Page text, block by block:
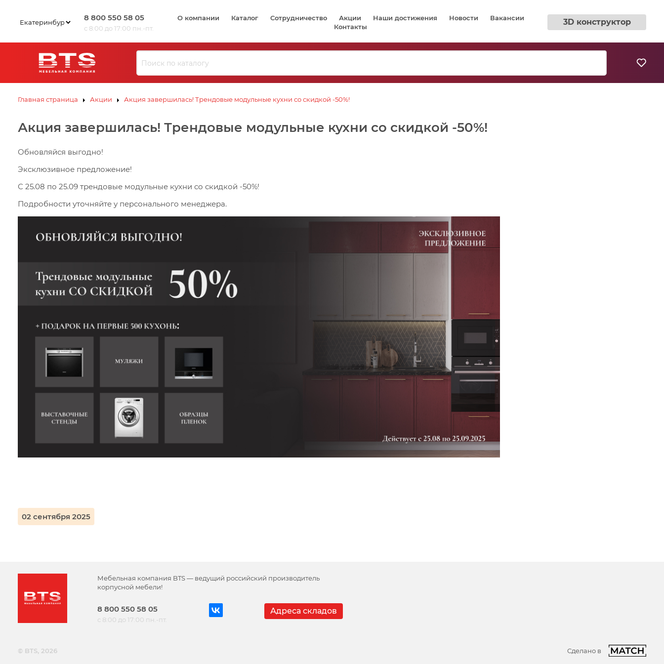
К
КС
СК
КЛ
ЛЮ
ЮЗИВ
ЗИВ
Э
К
С ЛЮЗИВ
И
З
Ю
8 800 550 58 05
с 8:00 до 17:00 пн.-пт.
О компании Каталог Сотрудничество Акции Наши достижения Новости
Вакансии
Контакты
3D конструктор
Главная страница Акции Акция завершилась! Трендовые модульные кухни со скидкой -50%!
Акция завершилась! Трендовые модульные кухни со скидкой -50%!
Обновляйся выгодно!
Эксклюзивное предложение!
С 25.08 по 25.09 трендовые модульные кухни со скидкой -50%!
Подробности уточняйте у персонального менеджера.
02 сентября 2025
Мебельная компания BTS — ведущий российский производитель
корпусной мебели!
8 800 550 58 05
с 8:00 до 17:00 пн.-пт.
Адреса складов
© BTS, 2026 Сделано в